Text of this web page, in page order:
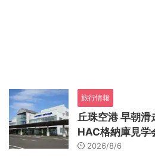
旅行情報
丘珠空港 早朝滑
HAC格納庫見学
2026/8/6